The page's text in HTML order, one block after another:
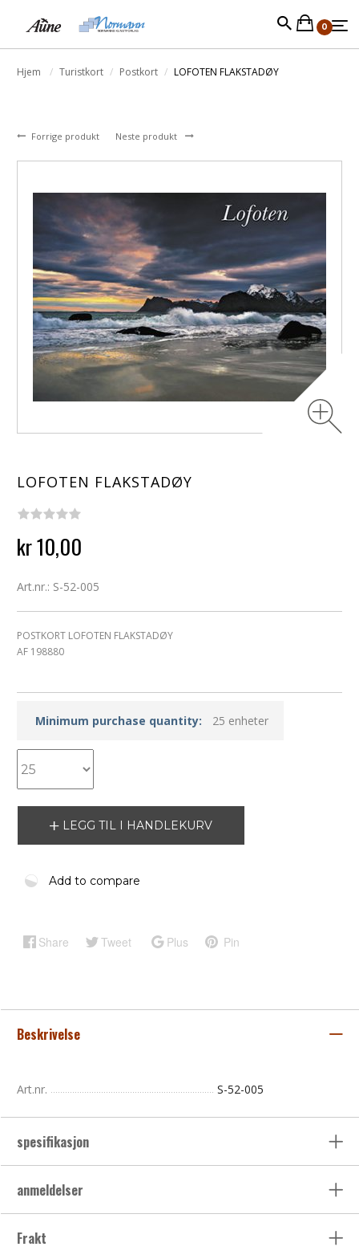
0
Hjem Turistkort Postkort LOFOTEN FLAKSTADØY
Forrige produkt Neste produkt
LOFOTEN FLAKSTADØY
kr 10,00
Art.nr.: S-52-005
POSTKORT LOFOTEN FLAKSTADØY
AF 198880
Minimum purchase quantity: 25 enheter
LEGG TIL I HANDLEKURV
Add to compare
Share Tweet Plus Pin
Beskrivelse
Art.nr. S-52-005
spesifikasjon
anmeldelser
Frakt